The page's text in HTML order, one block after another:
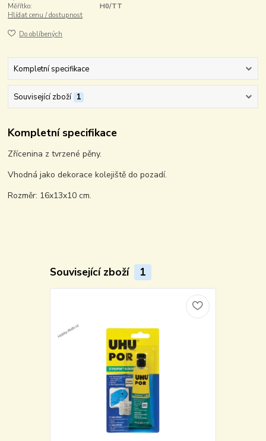
Měřítko:
H0/TT
Hlídat cenu / dostupnost
Do oblíbených
Kompletní specifikace
Související zboží 1
Kompletní specifikace
Zřícenina z tvrzené pěny.
Vhodná jako dekorace kolejiště do pozadí.
Rozměr: 16x13x10 cm.
Související zboží 1